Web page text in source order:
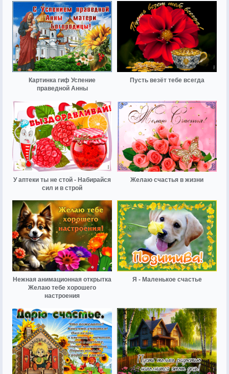
Картинка гиф Успение
праведной Анны
Пусть везёт тебе всегда
У аптеки ты не стой - Набирайся
сил и в строй
Желаю счастья в жизни
Нежная анимационная открытка
Желаю тебе хорошего
настроения
Я - Маленькое счастье